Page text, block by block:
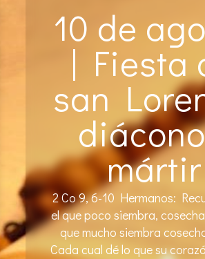
10 de
| Fiesta
san
mártir
2 Co 9, 6-10 Hermanos:
el que poco siembra,
que mucho siembra
Cada cual dé lo que su